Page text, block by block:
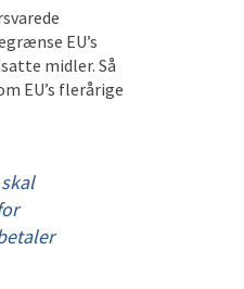
EU’s
midler. Så
EU’s flerårige